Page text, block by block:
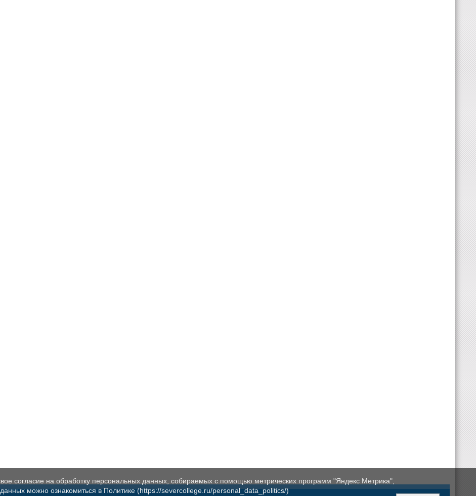
согласие на обработку персональных данных, собираемых с помощью метрических программ "Яндекс Метрика",
можно ознакомиться в Политике (https://severcollege.ru/personal_data_politics/)